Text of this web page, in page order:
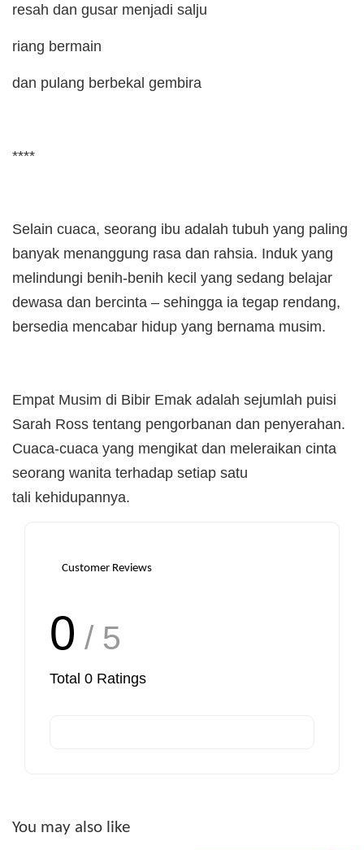
resah dan gusar menjadi salju
riang bermain
dan pulang berbekal gembira
****
Selain cuaca, seorang ibu adalah tubuh yang paling
banyak menanggung rasa dan rahsia. Induk yang
melindungi benih-benih kecil yang sedang belajar
dewasa dan bercinta – sehingga ia tegap rendang,
bersedia mencabar hidup yang bernama musim.
Empat Musim di Bibir Emak adalah sejumlah puisi
Sarah Ross tentang pengorbanan dan penyerahan.
Cuaca-cuaca yang mengikat dan meleraikan cinta
seorang wanita terhadap setiap satu
tali kehidupannya.
Customer Reviews
0 / 5
Total 0 Ratings
You may also like